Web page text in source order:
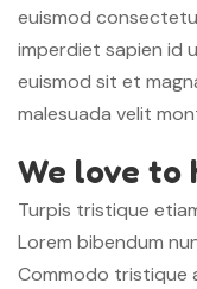
euismod
imperdiet sapien id
euismod sit et
malesuada velit
We love to
Turpis tristique
Lorem bibendum
Commodo tristique